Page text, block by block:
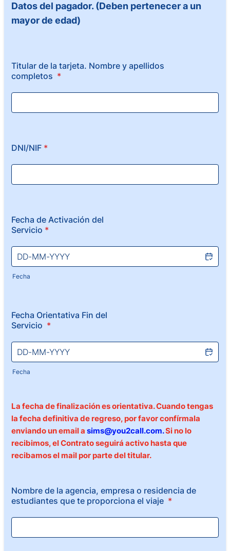
Datos del pagador. (Deben pertenecer a un
mayor de edad)
Titular de la tarjeta. Nombre y apellidos
completos *
DNI/NIF *
Fecha de Activación del
Servicio *
Fecha
Fecha Orientativa Fin del
Servicio *
Fecha
La fecha de finalización es orientativa. Cuando tengas
la fecha definitiva de regreso, por favor confírmala
enviando un email a sims@you2call.com.Si no lo
recibimos, el Contrato seguirá activo hasta que
recibamos el mail por parte del titular.
Nombre de la agencia, empresa o residencia de
estudiantes que te proporciona el viaje *